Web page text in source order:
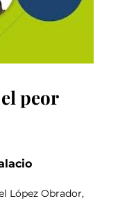
peor
López Obrador,